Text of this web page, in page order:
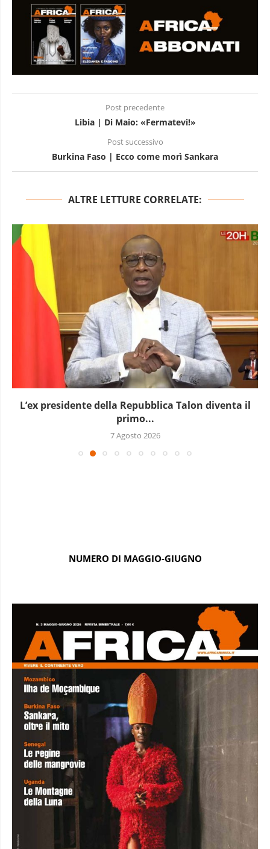
Post precedente
Libia | Di Maio: «Fermatevi!»
Post successivo
Burkina Faso | Ecco come morì Sankara
ALTRE LETTURE CORRELATE:
L’Uganda ha approvato l’invio di truppe a Gaza
7 Agosto 2026